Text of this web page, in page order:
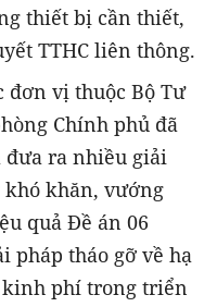
thiết bị cần thiết,
TTHC liên thông.
đơn vị thuộc Bộ Tư
Chính phủ đã
đưa ra nhiều giải
khăn, vướng
quả Đề án 06
pháp tháo gỡ về hạ
kinh phí trong triển